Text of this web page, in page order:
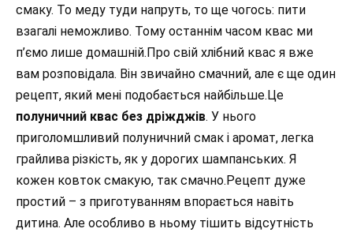
смаку. То меду туди напруть, то ще чогось: пити
взагалі неможливо. Тому останнім часом квас ми
п’ємо лише домашній.Про свій хлібний квас я вже
вам розповідала. Він звичайно смачний, але є ще один
рецепт, який мені подобається найбільше.Це
полуничний квас без дріжджів. У нього
приголомшливий полуничний смак і аромат, легка
грайлива різкість, як у дорогих шампанських. Я
кожен ковток смакую, так смачно.Рецепт дуже
простий – з приготуванням впорається навіть
дитина. Але особливо в ньому тішить відсутність